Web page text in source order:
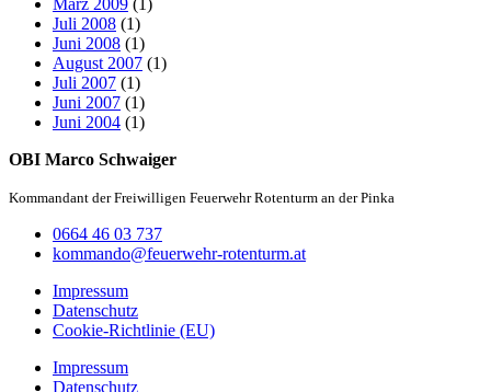
Juli 2008 (1)
Juni 2008 (1)
August 2007 (1)
Juli 2007 (1)
Juni 2007 (1)
Juni 2004 (1)
OBI Marco Schwaiger
Kommandant der Freiwilligen Feuerwehr Rotenturm an der Pinka
0664 46 03 737
kommando@feuerwehr-rotenturm.at
Impressum
Datenschutz
Cookie-Richtlinie (EU)
Impressum
Datenschutz